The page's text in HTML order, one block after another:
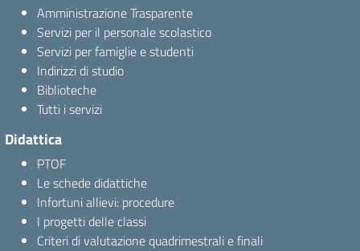
Amministrazione Trasparente
Servizi per il personale scolastico
Servizi per famiglie e studenti
Indirizzi di studio
Biblioteche
Tutti i servizi
Didattica
PTOF
Le schede didattiche
Infortuni allievi: procedure
I progetti delle classi
Criteri di valutazione quadrimestrali e finali